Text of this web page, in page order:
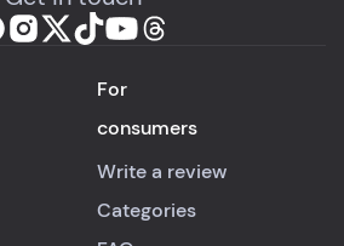
For
consumers
Write a review
Categories